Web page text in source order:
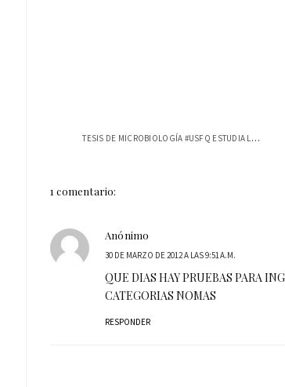
TESIS DE MICROBIOLOGÍA #USFQ ESTUDIA LA ...
1 comentario:
Anónimo
30 DE MARZO DE 2012 A LAS 9:51 A.M.
QUE DIAS HAY PRUEBAS PARA
CATEGORIAS NOMAS
RESPONDER